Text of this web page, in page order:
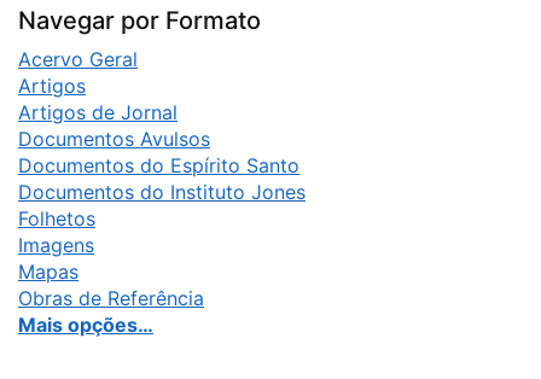
Navegar por Formato
Acervo Geral
Artigos
Artigos de Jornal
Documentos Avulsos
Documentos do Espírito Santo
Documentos do Instituto Jones
Folhetos
Imagens
Mapas
Obras de Referência
Mais opções…